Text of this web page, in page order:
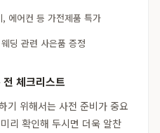
에어컨 등 가전제품 특가
딩 관련 사은품 증정
체크리스트
기 위해서는 사전 준비가 중요
리 확인해 두시면 더욱 알찬